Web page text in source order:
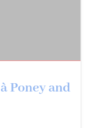
Poney and